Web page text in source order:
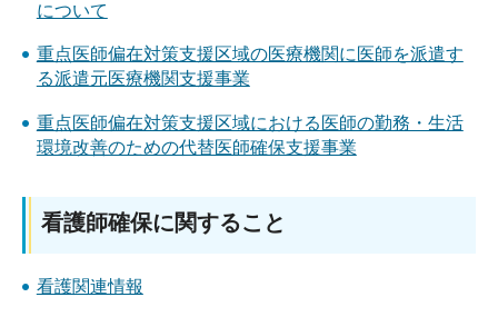
について
重点医師偏在対策支援区域の医療機関に医師を派遣す
る派遣元医療機関支援事業
重点医師偏在対策支援区域における医師の勤務・生活
環境改善のための代替医師確保支援事業
看護師確保に関すること
看護関連情報